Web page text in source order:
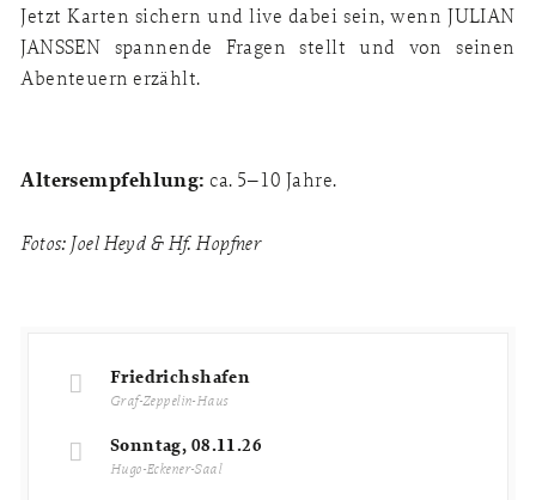
Jetzt Karten sichern und live dabei sein, wenn JULIAN
JANSSEN spannende Fragen stellt und von seinen
Abenteuern erzählt.
Altersempfehlung:ca. 5–10 Jahre.
Fotos: Joel Heyd & Hf. Hopfner
Friedrichshafen
Graf-Zeppelin-Haus
Sonntag, 08.11.26
Hugo-Eckener-Saal